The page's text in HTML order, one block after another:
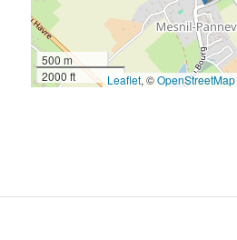
500 m
2000 ft
Leaflet, ©OpenStreetMap